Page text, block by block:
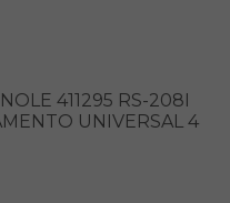
411295 RS-208I
UNIVERSAL 4